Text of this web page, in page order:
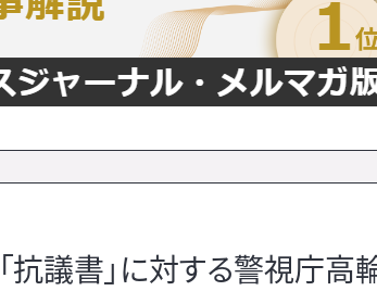
抗議書」に対する警視庁高